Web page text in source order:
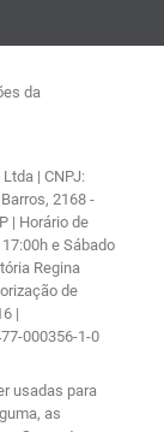
da
| CNPJ:
2168 -
| Horário de
e Sábado
Regina
de
|
000356-1-0
usadas para
as